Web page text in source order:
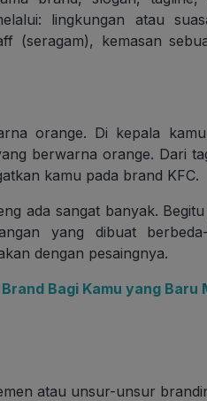
lingkungan atau
(seragam), kemasan
orange. Di kepala
berwarna orange. Dari
kamu pada brand KFC.
ada sangat banyak.
yang dibuat
dengan pesaingnya.
Bagi Kamu yang Baru
atau unsur-unsur